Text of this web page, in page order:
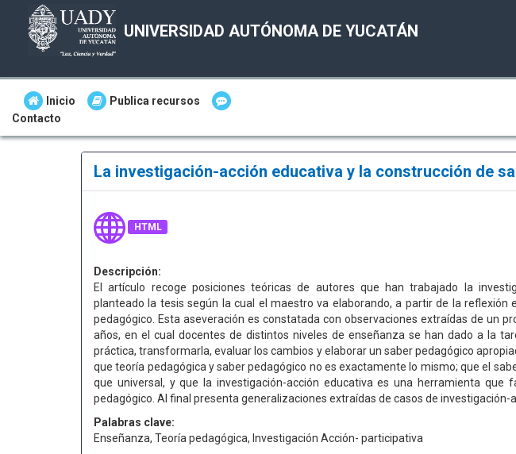
UNIVERSIDAD AUTÓNOMA DE YUCATÁN
Inicio
Publica recursos
Contacto
La investigación-acción educativa y la construcción de
HTML
Descripción:
El artículo recoge posiciones teóricas de autores que han trabajado la
planteado la tesis según la cual el maestro va elaborando, a partir de la reflexión
pedagógico. Esta aseveración es constatada con observaciones extraídas de un
años, en el cual docentes de distintos niveles de enseñanza se han dado a la
práctica, transformarla, evaluar los cambios y elaborar un saber pedagógico
que teoría pedagógica y saber pedagógico no es exactamente lo mismo; que el
que universal, y que la investigación-acción educativa es una herramienta que
pedagógico. Al final presenta generalizaciones extraídas de casos de investigación-
Palabras clave:
Enseñanza, Teoría pedagógica, Investigación Acción- participativa